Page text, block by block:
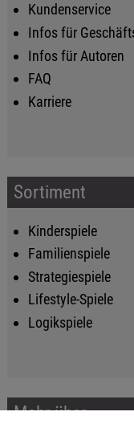
Kundenservice
Infos für
Infos für Autoren
FAQ
Karriere
Sortiment
Kinderspiele
Familienspiele
Strategiespiele
Lifestyle-Spiele
Logikspiele
Mehr über...